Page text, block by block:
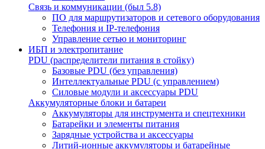
Связь и коммуникации (был 5.8)
ПО для маршрутизаторов и сетевого оборудования
Телефония и IP-телефония
Управление сетью и мониторинг
ИБП и электропитание
PDU (распределители питания в стойку)
Базовые PDU (без управления)
Интеллектуальные PDU (с управлением)
Силовые модули и аксессуары PDU
Аккумуляторные блоки и батареи
Аккумуляторы для инструмента и спецтехники
Батарейки и элементы питания
Зарядные устройства и аксессуары
Литий-ионные аккумуляторы и батарейные